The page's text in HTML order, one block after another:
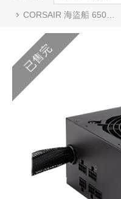
CORSAIR 海盜船 650W CX650M電源供應器 銅牌
已售完